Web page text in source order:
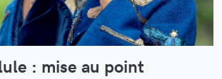
: mise au point